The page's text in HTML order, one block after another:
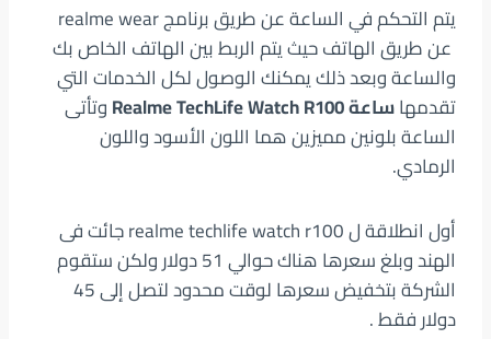
يتم التحكم في الساعة عن طريق برنامج realme wear
عن طريق الهاتف حيث يتم الربط بين الهاتف الخاص بك
والساعة وبعد ذلك يمكنك الوصول لكل الخدمات التي
تقدمهاساعة Realme TechLife Watch R100
وتأتى
الساعة بلونين مميزين هما اللون الأسود واللون
الرمادي.
أول انطلاقة ل realme techlife watch r100 جائت فى
الهند وبلغ سعرها هناك حوالي 51 دولار ولكن ستقوم
الشركة بتخفيض سعرها لوقت محدود لتصل إلى 45
دولار فقط .